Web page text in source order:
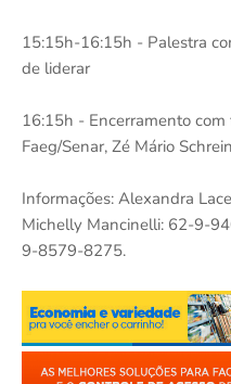
15:15h-16:15h - Palestra
de liderar
16:15h - Encerramento
Faeg/Senar, Zé Mário
Informações: Alexandra
Michelly Mancinelli: 62-9-
9-8579-8275.